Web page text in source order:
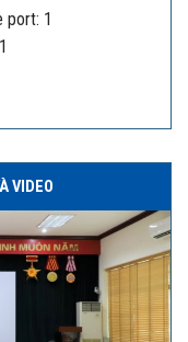
port: 1
VIDEO